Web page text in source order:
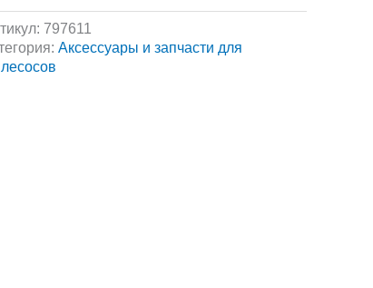
797611
Аксессуары и запчасти для